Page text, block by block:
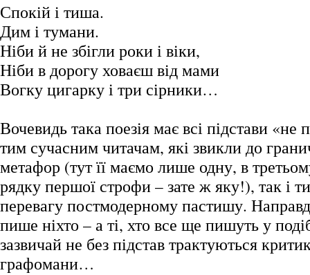
Спокій і тиша.
Дим і тумани.
Ніби й не збігли роки і віки,
Ніби в дорогу ховаєш від мами
Вогку цигарку і три сірники…
Вочевидь така поезія має всі підстави «не
тим сучасним читачам, які звикли до
метафор (тут її маємо лише одну, в
рядку першої строфи – зате ж яку!), так і
перевагу постмодерному пастишу.
пише ніхто – а ті, хто все ще пишуть у
зазвичай не без підстав трактуються
графомани…